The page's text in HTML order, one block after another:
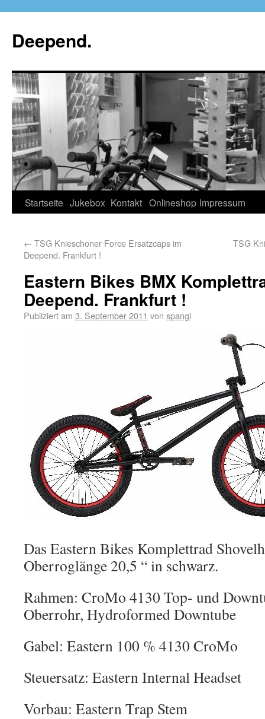
Deepend.
Startseite Jukebox Kontakt Onlineshop Impressum
← TSG Knieschoner Force Ersatzcaps im
Deepend. Frankfurt !
TSG
Eastern Bikes BMX
Deepend. Frankfurt !
Publiziert am 3. September 2011 von spangi
Das Eastern Bikes Komplettrad
Oberroglänge 20,5 “ in schwarz.
Rahmen: CroMo 4130 Top- und
Oberrohr, Hydroformed Downtube
Gabel: Eastern 100 % 4130 CroMo
Steuersatz: Eastern Internal Headset
Vorbau: Eastern Trap Stem